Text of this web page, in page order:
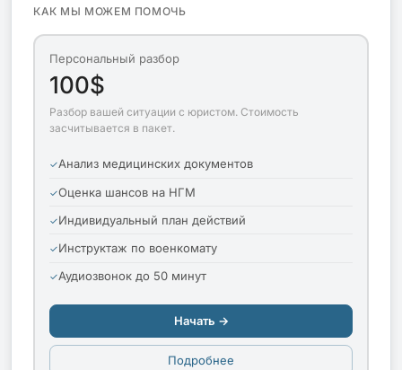
КАК МЫ МОЖЕМ ПОМОЧЬ
Персональный разбор
100$
Разбор вашей ситуации с юристом. Стоимость
засчитывается в пакет.
Анализ медицинских документов
Оценка шансов на НГМ
Индивидуальный план действий
Инструктаж по военкомату
Аудиозвонок до 50 минут
Начать →
Подробнее